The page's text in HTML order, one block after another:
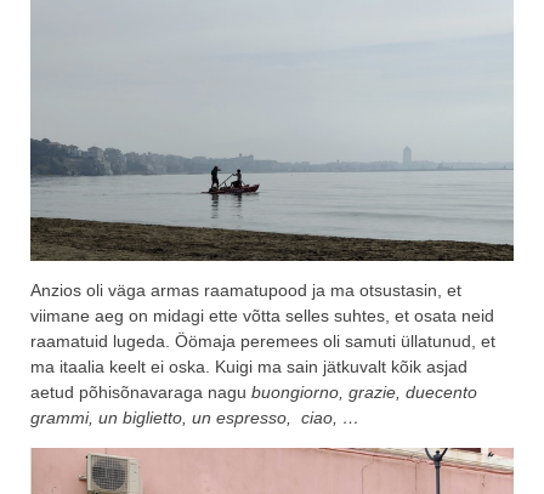
Anzios oli väga armas raamatupood ja ma otsustasin, et
viimane aeg on midagi ette võtta selles suhtes, et osata neid
raamatuid lugeda. Öömaja peremees oli samuti üllatunud, et
ma itaalia keelt ei oska. Kuigi ma sain jätkuvalt kõik asjad
aetud põhisõnavaraga nagu buongiorno, grazie, duecento
grammi, un biglietto, un espresso, ciao, …